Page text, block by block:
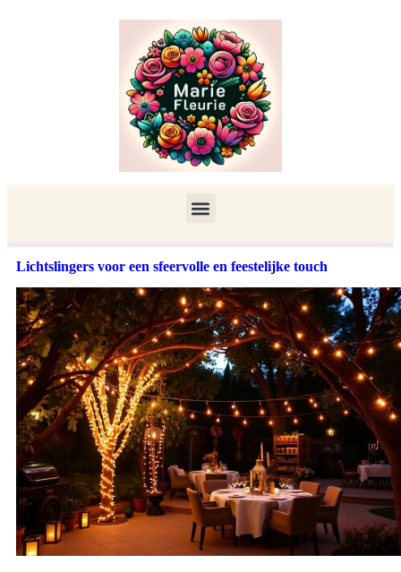
Lichtslingers voor een sfeervolle en feestelijke touch